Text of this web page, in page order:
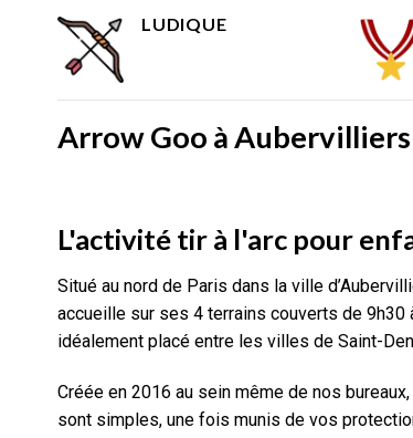
LUDIQUE
Arrow Goo à Aubervilliers
L'activité tir à l'arc pour
Situé au nord de Paris dans la ville
accueille sur ses 4 terrains couverts de
idéalement placé entre les villes de Saint-
Créée en 2016 au sein même de nos
sont simples, une fois munis de vos